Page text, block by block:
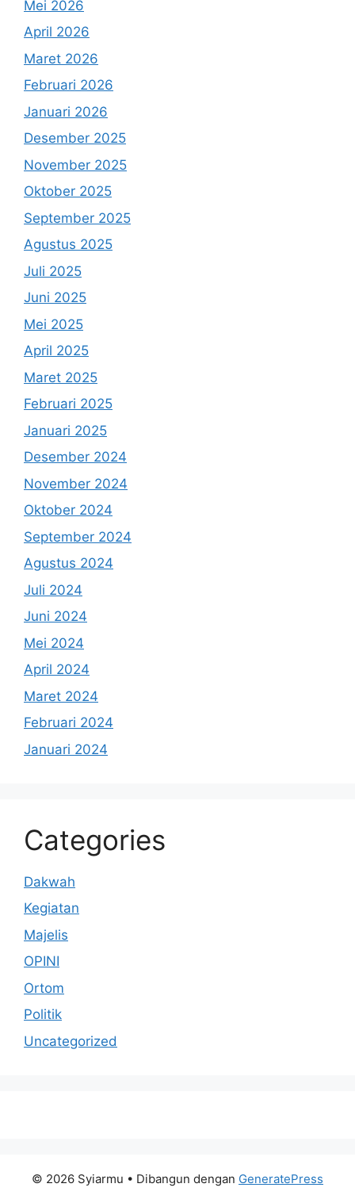
Mei 2026
April 2026
Maret 2026
Februari 2026
Januari 2026
Desember 2025
November 2025
Oktober 2025
September 2025
Agustus 2025
Juli 2025
Juni 2025
Mei 2025
April 2025
Maret 2025
Februari 2025
Januari 2025
Desember 2024
November 2024
Oktober 2024
September 2024
Agustus 2024
Juli 2024
Juni 2024
Mei 2024
April 2024
Maret 2024
Februari 2024
Januari 2024
Categories
Dakwah
Kegiatan
Majelis
OPINI
Ortom
Politik
Uncategorized
© 2026 Syiarmu • Dibangun dengan GeneratePress